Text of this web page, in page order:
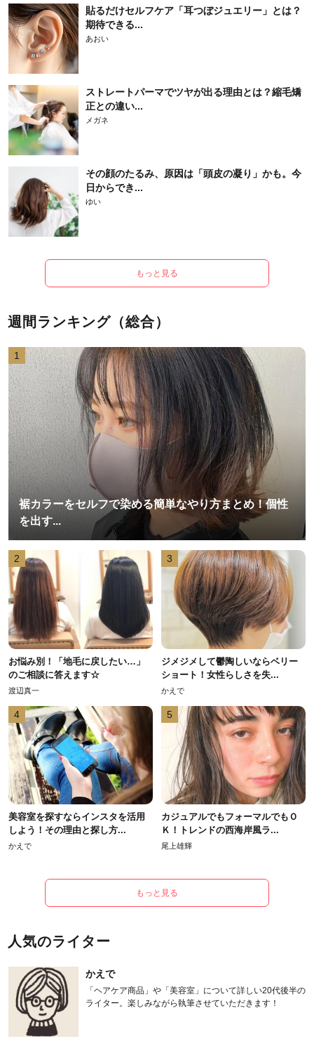
貼るだけセルフケア「耳つぼジュエリー」とは？
期待できる...
あおい
ストレートパーマでツヤが出る理由とは？縮毛矯
正との違い...
メガネ
その顔のたるみ、原因は「頭皮の凝り」かも。今
日からでき...
ゆい
もっと見る
週間ランキング（総合）
1
裾カラーをセルフで染める簡単なやり方まとめ！個性
を出す...
2
お悩み別！「地毛に戻したい…」
のご相談に答えます☆
渡辺真一
3
ジメジメして鬱陶しいならベリー
ショート！女性らしさを失...
かえで
4
美容室を探すならインスタを活用
しよう！その理由と探し方...
かえで
5
カジュアルでもフォーマルでもＯ
Ｋ！トレンドの西海岸風ラ...
尾上雄輝
もっと見る
人気のライター
かえで
「ヘアケア商品」や「美容室」について詳しい20代後半の
ライター。楽しみながら執筆させていただきます！